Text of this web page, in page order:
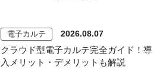
電子カルテ 2026.08.07
クラウド型電子カルテ完全ガイド！導
入メリット・デメリットも解説